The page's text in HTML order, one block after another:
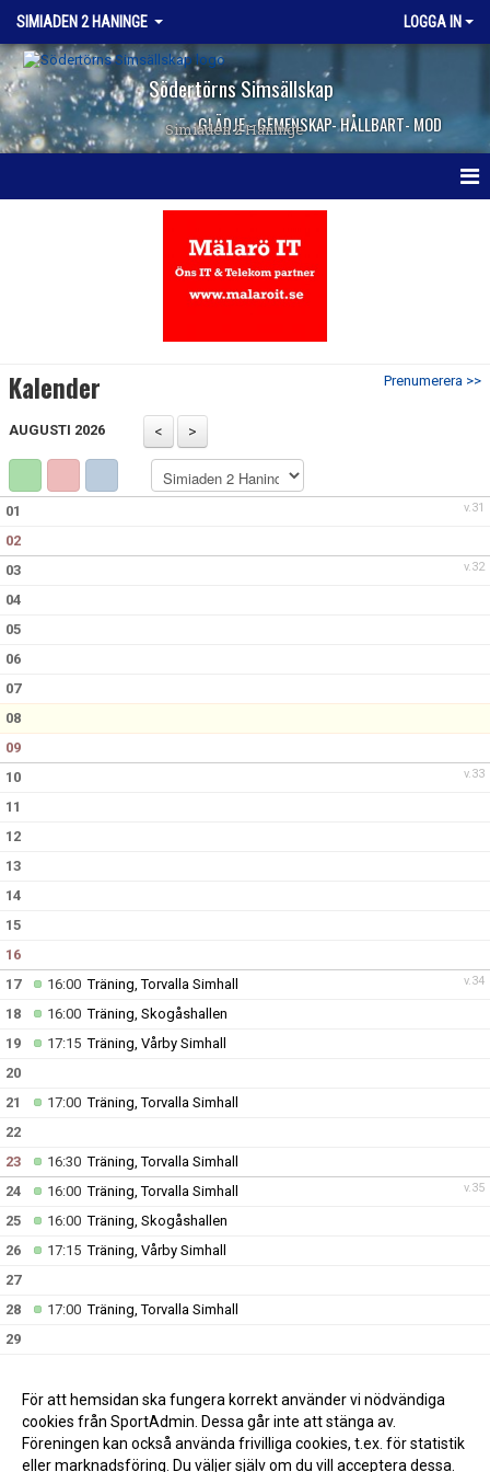
SIMIADEN 2 HANINGE LOGGA IN
Södertörns Simsällskap
GLÄDJE - GEMENSKAP- HÅLLBART- MOD
Simiaden 2 Haninge
Prenumerera >>
Kalender
AUGUSTI 2026
v.31
01
02
v.32
03
04
05
06
07
08
09
v.33
10
11
12
13
14
15
16
v.34
17 16:00Träning, Torvalla Simhall
18
16:00Träning, Skogåshallen
19
17:15Träning, Vårby Simhall
20
21
17:00Träning, Torvalla Simhall
22
23
16:30Träning, Torvalla Simhall
v.35
24 16:00Träning, Torvalla Simhall
25
16:00Träning, Skogåshallen
26
17:15Träning, Vårby Simhall
27
28
17:00Träning, Torvalla Simhall
29
16:00Träning, Torvalla Simhall
För att hemsidan ska fungera korrekt använder vi nödvändiga
cookies från SportAdmin. Dessa går inte att stänga av.
Föreningen kan också använda frivilliga cookies, t.ex. för statistik
eller marknadsföring. Du väljer själv om du vill acceptera dessa.